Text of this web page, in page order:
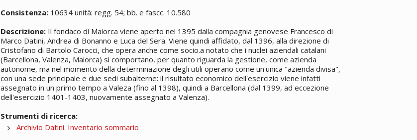
Consistenza: 10634 unità: regg. 54; bb. e fascc. 10.580
Descrizione: Il fondaco di Maiorca viene aperto nel 1395 dalla compagnia genovese Francesco di
Marco Datini, Andrea di Bonanno e Luca del Sera. Viene quindi affidato, dal 1396, alla direzione di
Cristofano di Bartolo Carocci, che opera anche come socio.a notato che i nuclei aziendali catalani
(Barcellona, Valenza, Maiorca) si comportano, per quanto riguarda la gestione, come azienda
autonome, ma nel momento della determinazione degli utili operano come un'unica "azienda divisa",
con una sede principale e due sedi subalterne: il risultato economico dell'esercizio viene infatti
assegnato in un primo tempo a Valeza (fino al 1398), quindi a Barcellona (dal 1399, ad eccezione
dell'esercizio 1401-1403, nuovamente assegnato a Valenza).
Strumenti di ricerca:
Archivio Datini. Inventario sommario